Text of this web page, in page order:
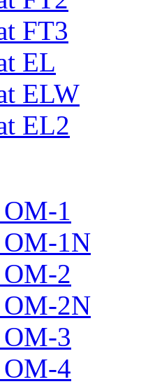
FT3
EL
ELW
EL2
1
1N
2
2N
3
4